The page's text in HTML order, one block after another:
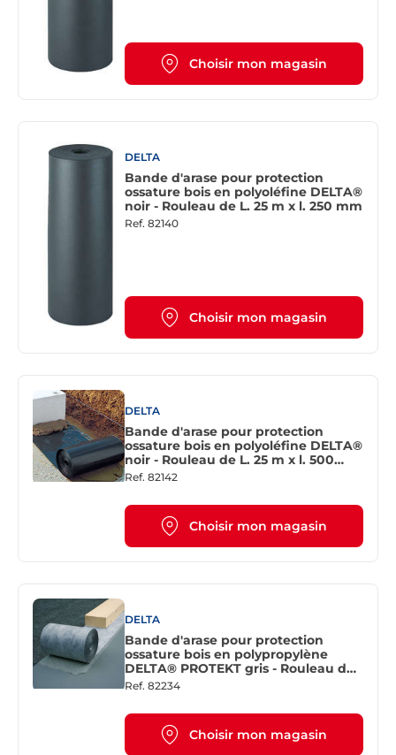
Choisir mon magasin
DELTA
Bande d'arase pour protection
ossature bois en polyoléfine DELTA®
noir - Rouleau de L. 25 m x l. 250 mm
Ref. 82140
Choisir mon magasin
DELTA
Bande d'arase pour protection
ossature bois en polyoléfine DELTA®
noir - Rouleau de L. 25 m x l. 500
mm
Ref. 82142
Choisir mon magasin
DELTA
Bande d'arase pour protection
ossature bois en polypropylène
DELTA® PROTEKT gris - Rouleau de
L. 25 m x l. 200 mm
Ref. 82234
Choisir mon magasin